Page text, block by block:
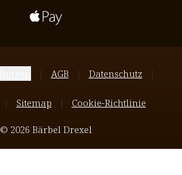
AGB Datenschutz
Sitemap Cookie-Richtlinie
© 2026 Bärbel Drexel